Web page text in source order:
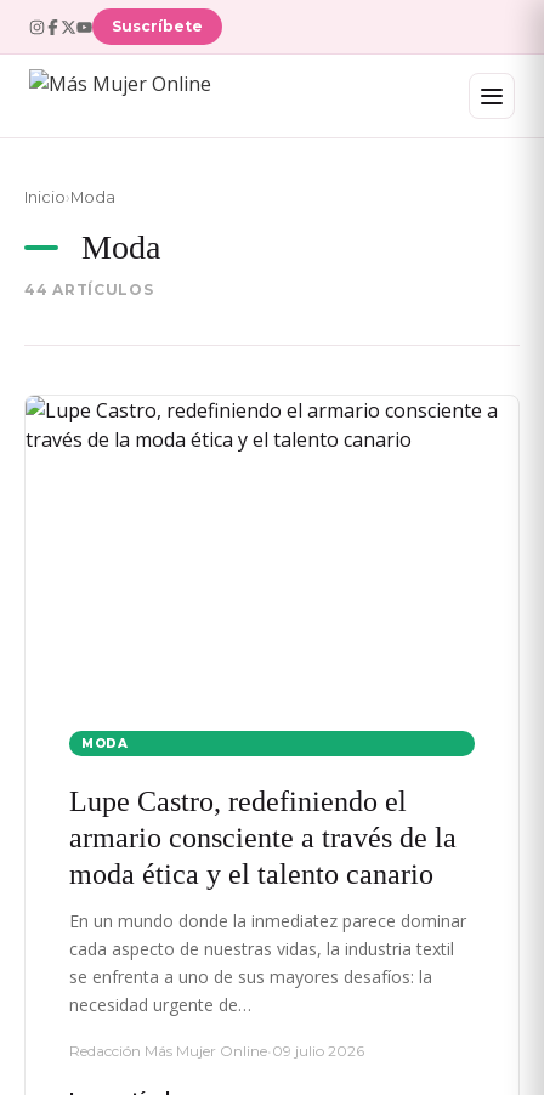
Suscríbete
Inicio›Moda
Moda
44 ARTÍCULOS
MODA
Lupe Castro, redefiniendo el
armario consciente a través de la
moda ética y el talento canario
En un mundo donde la inmediatez parece dominar
cada aspecto de nuestras vidas, la industria textil
se enfrenta a uno de sus mayores desafíos: la
necesidad urgente de…
Redacción Más Mujer Online• 09 julio 2026